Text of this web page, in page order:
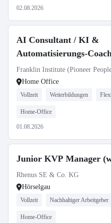
02.08.2026
AI Consultant / KI &
Automatisierungs-
Franklin Institute (Pioneer
Home Office
Vollzeit Weiterbildungen
Home-Office
01.08.2026
Junior KVP Manager
Rhenus SE & Co. KG
Hörselgau
Vollzeit Nachhaltiger Arbeitgeber
Home-Office